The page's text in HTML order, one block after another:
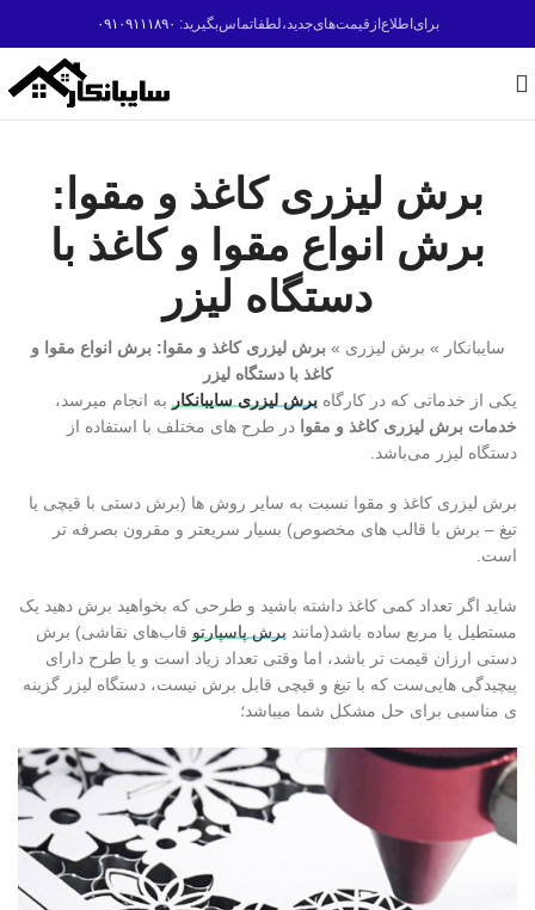
برای‌اطلاع‌ازقیمت‌های‌جدید،لطفاتماس‌بگیرید: ۰۹۱۰۹۱۱۱۸۹۰
برش لیزری کاغذ و مقوا:
برش انواع مقوا و کاغذ با
دستگاه لیزر
سایبانکار » برش لیزری »برش لیزری کاغذ و مقوا: برش انواع مقوا و
کاغذ با دستگاه لیزر
یکی از خدماتی که در کارگاه برش لیزری سایبانکار به انجام میرسد،
خدمات برش لیزری کاغذ و مقوا در طرح های مختلف با استفاده از
دستگاه لیزر می‌باشد.
برش لیزری کاغذ و مقوا نسبت به سایر روش ها (برش دستی با قیچی یا
تیغ – برش با قالب های مخصوص) بسیار سریعتر و مقرون بصرفه تر
است.
شاید اگر تعداد کمی کاغذ داشته باشید و طرحی که بخواهید برش دهید یک
مستطیل یا مربع ساده باشد(مانند برش پاسپارتو قاب‌های نقاشی) برش
دستی ارزان قیمت تر باشد، اما وقتی تعداد زیاد است و یا طرح دارای
پیچیدگی هایی‌ست که با تیغ و قیچی قابل برش نیست، دستگاه لیزر گزینه
ی مناسبی برای حل مشکل شما میباشد؛